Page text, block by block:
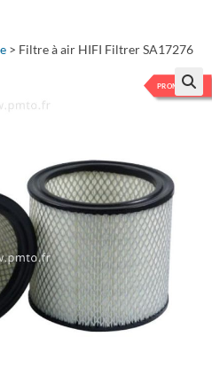
> Filtre à air HIFI Filtrer SA17276
🔍
PROMO-5%